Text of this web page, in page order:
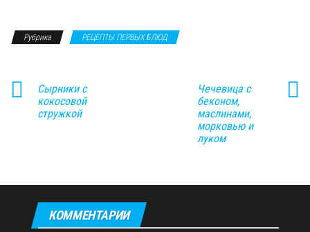
Рубрика РЕЦЕПТЫ ПЕРВЫХ БЛЮД
Сырники с
кокосовой
стружкой
Чечевица с
беконом,
маслинами,
морковью и
луком
КОММЕНТАРИИ